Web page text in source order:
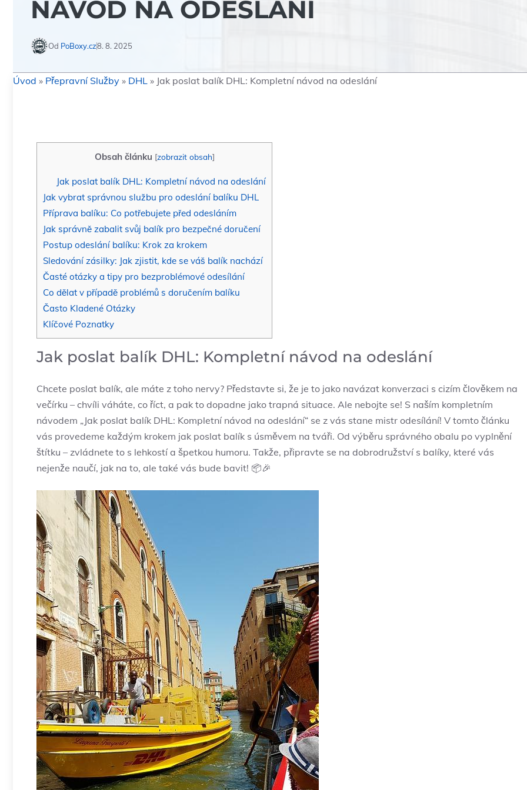
NÁVOD NA ODESLÁNÍ
Od PoBoxy.cz8. 8. 2025
Úvod » Přepravní Služby » DHL » Jak poslat balík DHL: Kompletní návod na odeslání
Obsah článku [zobrazit obsah]
Jak poslat balík DHL: Kompletní návod‍ na odeslání
Jak vybrat správnou službu pro odeslání balíku DHL
Příprava⁣ balíku: Co potřebujete před ‍odesláním
Jak správně zabalit svůj balík pro bezpečné doručení
Postup odeslání balíku:⁣ Krok za krokem
Sledování zásilky: Jak zjistit, kde se váš⁤ balík nachází
Časté otázky a tipy pro⁢ bezproblémové odesílání
Co dělat v případě problémů s doručením balíku
Často Kladené Otázky
Klíčové Poznatky
Jak poslat balík DHL: Kompletní návod‍ na odeslání
Chcete ⁢poslat balík, ale máte z toho nervy?⁤ Představte si,​ že je to jako navázat‍ konverzaci s cizím člověkem na
večírku – chvíli ⁣váháte, co říct, a pak to dopadne jako trapná situace. Ale nebojte se!⁤ S naším kompletním
návodem „Jak poslat balík DHL: Kompletní návod na odeslání“ se z vás stane mistr‍ odesílání! V tomto článku
vás provedeme každým krokem jak poslat balík‍ s úsměvem na tváři. ​Od výběru správného obalu‍ po vyplnění
štítku – zvládnete to s lehkostí a špetkou ‌humoru. Takže, ​připravte se na dobrodružství s balíky, které vás
nejenže naučí, jak na ⁢to, ale také vás bude bavit! ⁢📦🎉